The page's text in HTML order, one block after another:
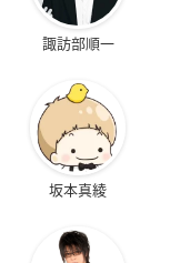
諏訪部順一
坂本真綾